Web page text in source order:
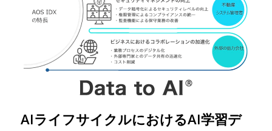
AIライフサイクルにおけるAI学習デ